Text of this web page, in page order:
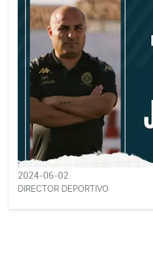
2024-06-02
DIRECTOR DEPORTIVO